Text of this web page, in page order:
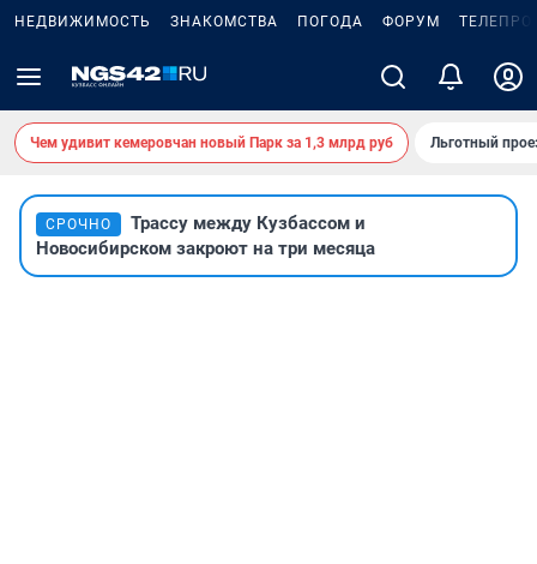
НЕДВИЖИМОСТЬ ЗНАКОМСТВА ПОГОДА ФОРУМ
Чем удивит кемеровчан новый Парк за 1,3 млрд руб Льготный
СРОЧНО
Трассу между Кузбассом и
Новосибирском закроют на три месяца